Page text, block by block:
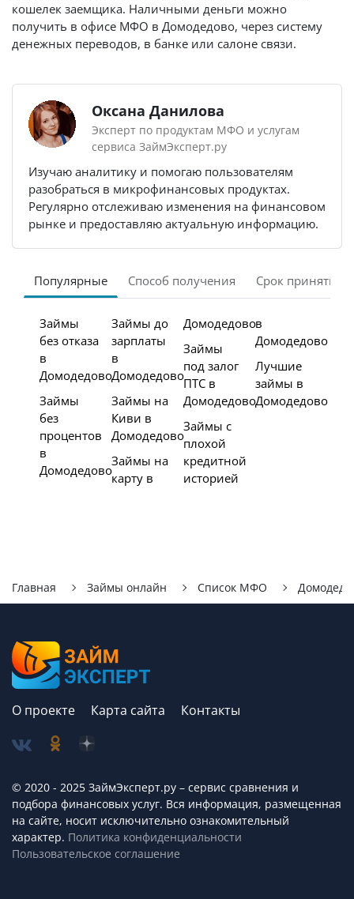
кошелек заемщика. Наличными деньги можно
получить в офисе МФО в Домодедово, через систему
денежных переводов, в банке или салоне связи.
Оксана Данилова
Эксперт по продуктам МФО и услугам
сервиса ЗаймЭксперт.ру
Изучаю аналитику и помогаю пользователям
разобраться в микрофинансовых продуктах.
Регулярно отслеживаю изменения на финансовом
рынке и предоставляю актуальную информацию.
Популярные Способ получения Срок принятия
Займы
без отказа
в
Домодедово
Займы
без
процентов
в
Домодедово
Займы до
зарплаты
в
Домодедово
Займы на
Киви в
Домодедово
Займы на
карту в
Домодедово
Займы
под залог
ПТС в
Домодедово
Займы с
плохой
кредитной
историей
в
Домодедово
Лучшие
займы в
Домодедово
Главная Займы онлайн Список МФО
О проекте Карта сайта Контакты
© 2020 - 2025 ЗаймЭксперт.ру – сервис cравнения и
подбора финансовых услуг. Вся информация, размещенная
на сайте, носит исключительно ознакомительный
характер. Политика конфиденциальности
Пользовательское соглашение